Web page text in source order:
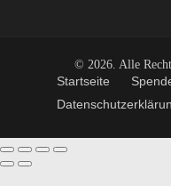
© 2026. Alle
Start­seite